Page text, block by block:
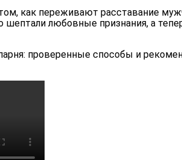
как переживают расставание
любовные признания, а
проверенные способы и